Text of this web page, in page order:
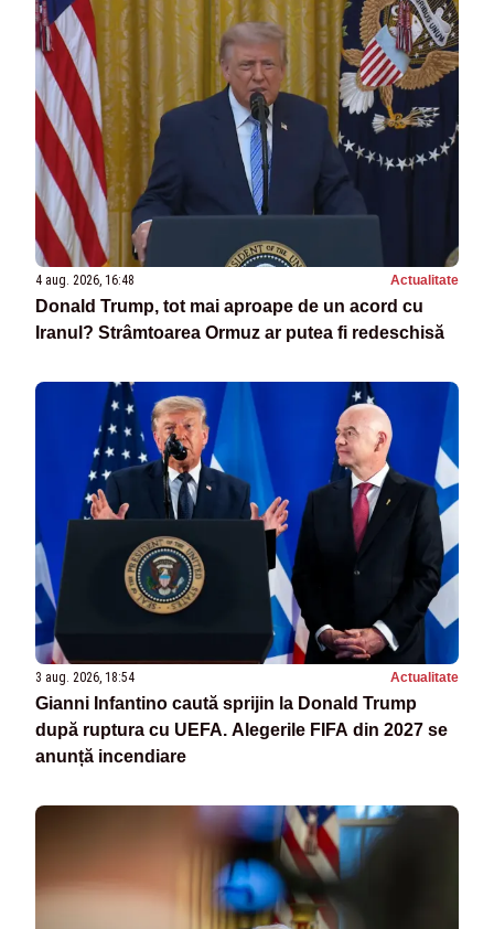
4 aug. 2026, 16:48 Actualitate
Donald Trump, tot mai aproape de un acord cu
Iranul? Strâmtoarea Ormuz ar putea fi redeschisă
3 aug. 2026, 18:54 Actualitate
Gianni Infantino caută sprijin la Donald Trump
după ruptura cu UEFA. Alegerile FIFA din 2027 se
anunță incendiare